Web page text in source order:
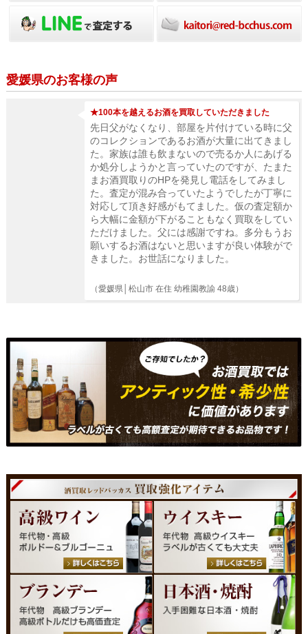
愛媛県のお客様の声
★100本を越えるお酒を買取していただきました
先日父がなくなり、部屋を片付けている時に父
のコレクションであるお酒が大量に出てきまし
た。家族は誰も飲まないので売るか人にあげる
か処分しようかと言っていたのですが、たまた
まお酒買取りのHPを発見し電話をしてみまし
た。査定が混み合っていたようでしたが丁寧に
対応して頂き好感がもてました。仮の査定額か
ら大幅に金額が下がることもなく買取をしてい
ただけました。父には感謝ですね。多分もうお
願いするお酒はないと思いますが良い体験がで
きました。お世話になりました。
（愛媛県│松山市 在住 幼稚園教諭 48歳）